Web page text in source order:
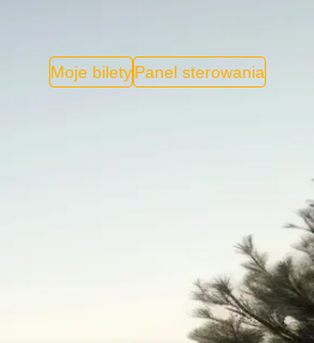
Moje biletyPanel sterowania